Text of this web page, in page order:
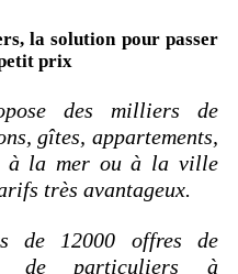
la solution pour passer
prix
des milliers de
gîtes, appartements,
à la mer ou à la ville
très avantageux.
de 12000 offres de
de particuliers à